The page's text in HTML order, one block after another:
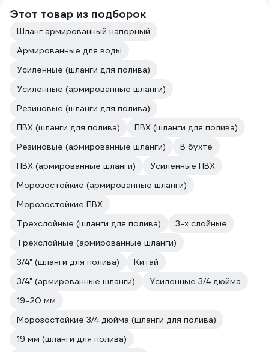
Этот товар из подборок
Шланг армированный напорный
Армированные для воды
Усиленные (шланги для полива)
Усиленные (армированные шланги)
Резиновые (шланги для полива)
ПВХ (шланги для полива)
ПВХ (шланги для полива)
Резиновые (армированные шланги)
В бухте
ПВХ (армированные шланги)
Усиленные ПВХ
Морозостойкие (армированные шланги)
Морозостойкие ПВХ
Трехслойные (шланги для полива)
3-х слойные
Трехслойные (армированные шланги)
3/4" (шланги для полива)
Китай
3/4" (армированные шланги)
Усиленные 3/4 дюйма
19-20 мм
Морозостойкие 3/4 дюйма (шланги для полива)
19 мм (шланги для полива)